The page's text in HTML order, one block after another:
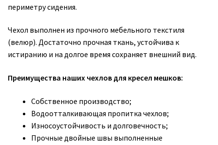
периметру сидения.
Чехол выполнен из прочного мебельного текстиля
(велюр). Достаточно прочная ткань, устойчива к
истиранию и на долгое время сохраняет внешний вид.
Преимущества наших чехлов для кресел мешков:
Собственное производство;
Водоотталкивающая пропитка чехлов;
Износоустойчивость и долговечность;
Прочные двойные швы выполненные